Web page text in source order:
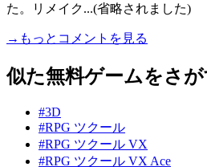
た。リメイク...(省略されました)
→もっとコメントを見る
似た無料ゲームをさが
#3D
#RPG ツクール
#RPG ツクール VX
#RPG ツクール VX Ace